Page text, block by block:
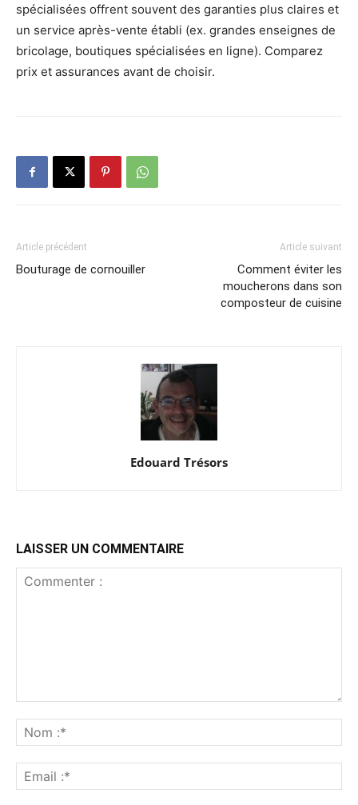
spécialisées offrent souvent des garanties plus claires et
un service après-vente établi (ex. grandes enseignes de
bricolage, boutiques spécialisées en ligne). Comparez
prix et assurances avant de choisir.
Article précédent
Bouturage de cornouiller
Article suivant
Comment éviter les
moucherons dans son
composteur de cuisine
Edouard Trésors
LAISSER UN COMMENTAIRE